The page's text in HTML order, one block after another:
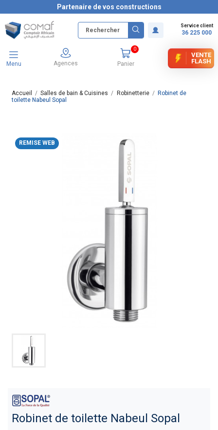
Partenaire de vos constructions
Service client
36 225 000
Menu Agences Panier
0
VENTE
FLASH
Accueil Salles de bain & Cuisines Robinetterie
Robinet de
toilette Nabeul Sopal
REMISE WEB
Robinet de toilette Nabeul Sopal